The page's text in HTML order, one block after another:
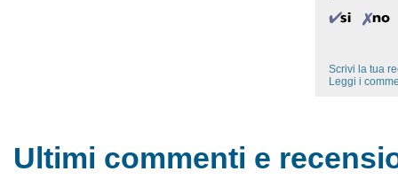
Scrivi la tua
Leggi i
Ultimi commenti e